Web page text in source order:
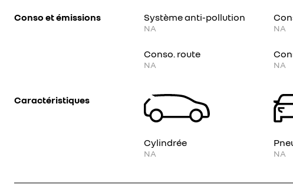
Conso et émissions Système anti-pollution
NA NA
Conso. route
NA NA
Caractéristiques
Cylindrée
NA NA